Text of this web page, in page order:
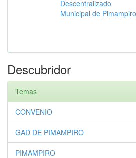
Descentralizado
Municipal de Pimampiro
Descubridor
Temas
CONVENIO
GAD DE PIMAMPIRO
PIMAMPIRO